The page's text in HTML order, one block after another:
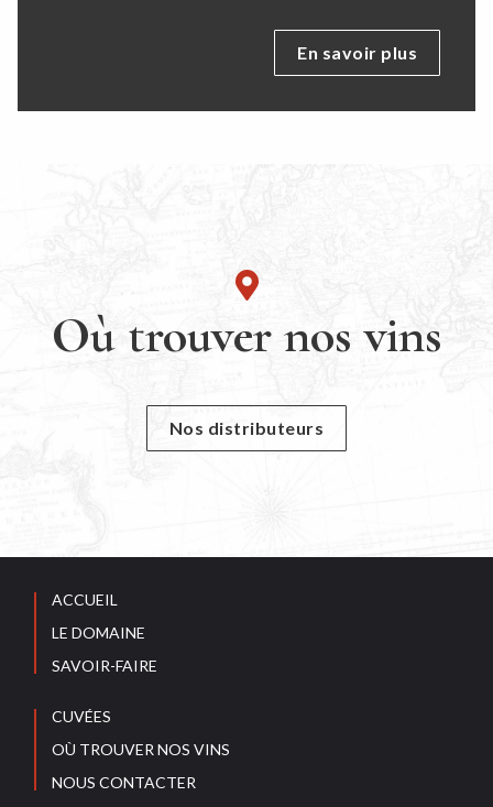
En savoir plus
Où trouver nos vins
Nos distributeurs
ACCUEIL
LE DOMAINE
SAVOIR-FAIRE
CUVÉES
OÙ TROUVER NOS VINS
NOUS CONTACTER